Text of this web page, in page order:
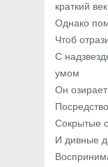
краткий век.
Однако
Чтоб
С
умом
Он
Сокрытые
И дивные